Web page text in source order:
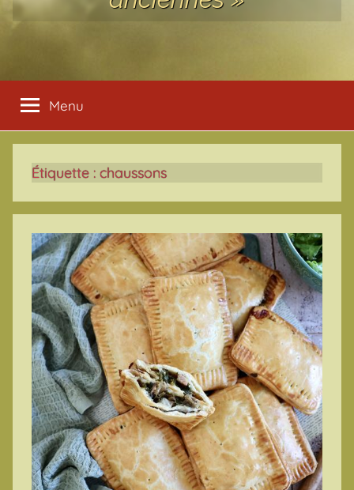
Menu
Étiquette : chaussons